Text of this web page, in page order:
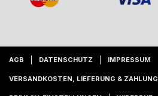
AGB DATENSCHUTZ IMPRESSUM
VERSANDKOSTEN, LIEFERUNG & ZAHLUNG